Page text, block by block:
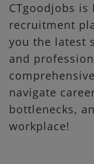
CTgoodjobs is
recruitment
you the latest
and
navigate
bottlenecks,
workplace!